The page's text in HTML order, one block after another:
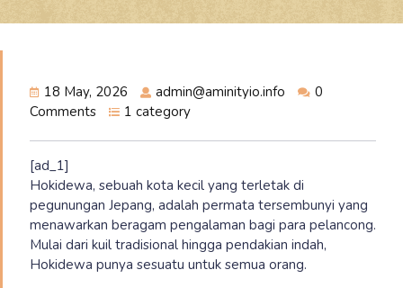
18 May, 2026 admin@aminityio.info
0
Comments
1 category
[ad_1]
Hokidewa, sebuah kota kecil yang terletak di
pegunungan Jepang, adalah permata tersembunyi yang
menawarkan beragam pengalaman bagi para pelancong.
Mulai dari kuil tradisional hingga pendakian indah,
Hokidewa punya sesuatu untuk semua orang.